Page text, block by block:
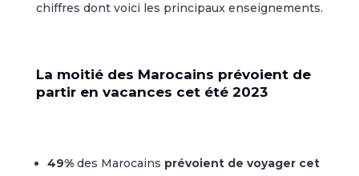
chiffres dont voici les principaux enseignements.
La moitié des Marocains prévoient de
partir en vacances cet été 2023
49%des Marocains prévoient de voyager cet